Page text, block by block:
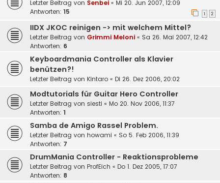
Letzter Beitrag von Senbei « Mi 20. Jun 2007, 12:09
Antworten: 15 1 2
IIDX JKOC reinigen -> mit welchem Mittel?
Letzter Beitrag von Grimmi Meloni « Sa 26. Mai 2007, 12:42
Antworten: 6
Keyboardmania Controller als Klavier
benützen?!
Letzter Beitrag von Kintaro « Di 26. Dez 2006, 20:02
Modtutorials für Guitar Hero Controller
Letzter Beitrag von siesti « Mo 20. Nov 2006, 11:37
Antworten: 1
Samba de Amigo Rassel Problem.
Letzter Beitrag von howami « So 5. Feb 2006, 11:39
Antworten: 7
DrumMania Controller - Reaktionsprobleme
Letzter Beitrag von ProfEich « Do 1. Dez 2005, 17:07
Antworten: 8